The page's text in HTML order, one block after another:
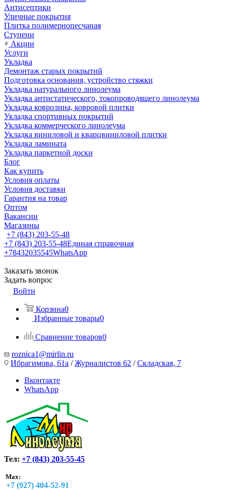
Антисептики
Уличные покрытия
Плитка полимернопесчаная
Ступени
Акции
Услуги
Укладка
Демонтаж старых покрытий
Подготовка основания, устройство стяжки
Укладка натурального линолеума
Укладка антистатического, токопроводящего линолеума
Укладка ковролина, ковровой плитки
Укладка спортивных покрытий
Укладка коммерческого линолеума
Укладка виниловой и кварцвиниловой плитки
Укладка ламината
Укладка паркетной доски
Блог
Как купить
Условия оплаты
Условия доставки
Гарантия на товар
Оптом
Вакансии
Магазины
+7 (843) 203-55-48
+7 (843) 203-55-48Единая справочная
+78432035545WhatsApp
Заказать звонок
Задать вопрос
Войти
Корзина0
Избранные товары0
Сравнение товаров0
roznica1@mirlin.ru
Ибрагимова, 61а /Журналистов 62 /Складская, 7
Вконтакте
WhatsApp
Тел: +7 (843) 203-55-45
Max:
+7 (927) 404-52-91